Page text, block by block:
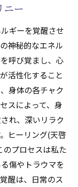
ニー
ギーを覚醒させ
神秘的なエネル
呼び覚まし、心
活性化すること
身体の各チャク
スによって、身
れ、深いリラク
ヒーリング(天啓
プロセスは私た
傷やトラウマを
醒は、日常のス